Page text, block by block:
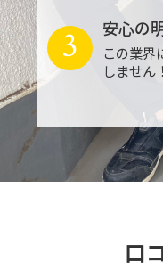
安心の
この業界
しません！
3
口